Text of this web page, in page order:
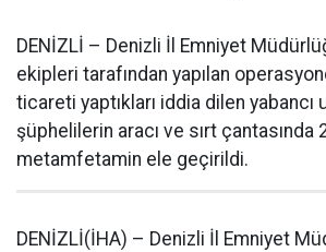
DENİZLİ – Denizli İl Emniyet
ekipleri tarafından yapılan
ticareti yaptıkları iddia dilen yabancı
şüphelilerin aracı ve sırt çantasında
metamfetamin ele geçirildi.
DENİZLİ(İHA) – Denizli İl Emniyet